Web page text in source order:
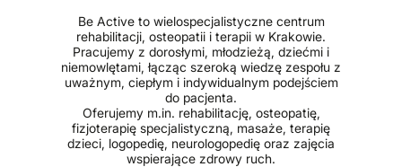
Be Active to wielospecjalistyczne centrum
rehabilitacji, osteopatii i terapii w Krakowie.
Pracujemy z dorosłymi, młodzieżą, dziećmi i
niemowlętami, łącząc szeroką wiedzę zespołu z
uważnym, ciepłym i indywidualnym podejściem
do pacjenta.
Oferujemy m.in. rehabilitację, osteopatię,
fizjoterapię specjalistyczną, masaże, terapię
dzieci, logopedię, neurologopedię oraz zajęcia
wspierające zdrowy ruch.